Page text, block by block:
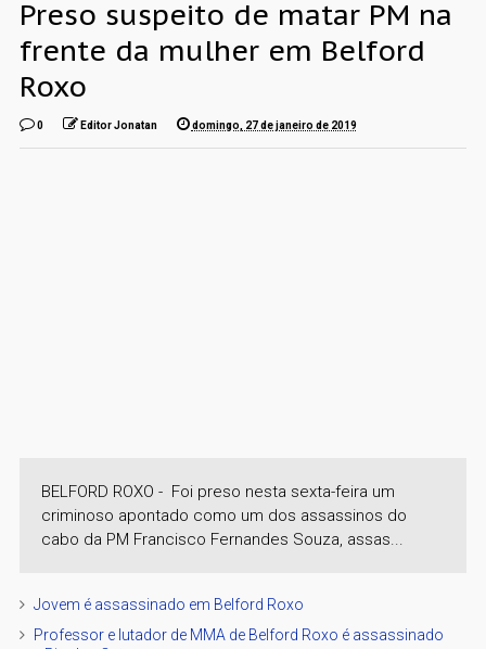
Preso suspeito de matar PM na
frente da mulher em Belford
Roxo
0 Editor Jonatan domingo, 27 de janeiro de 2019
BELFORD ROXO - Foi preso nesta sexta-feira um
criminoso apontado como um dos assassinos do
cabo da PM Francisco Fernandes Souza, assas...
Jovem é assassinado em Belford Roxo
Professor e lutador de MMA de Belford Roxo é assassinado